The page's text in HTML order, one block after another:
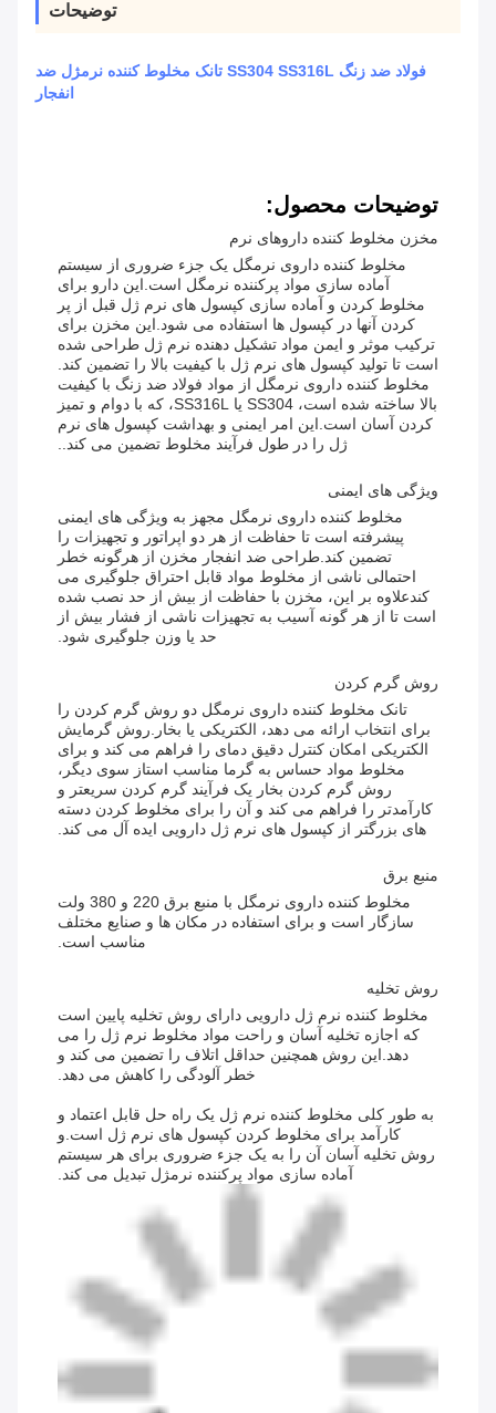
توضیحات
فولاد ضد زنگ SS304 SS316L تانک مخلوط کننده نرمژل ضد
انفجار
توضیحات محصول:
مخزن مخلوط کننده داروهای نرم
مخلوط کننده داروی نرمگل یک جزء ضروری از سیستم
آماده سازی مواد پرکننده نرمگل است.این دارو برای
مخلوط کردن و آماده سازی کپسول های نرم ژل قبل از پر
کردن آنها در کپسول ها استفاده می شود.این مخزن برای
ترکیب موثر و ایمن مواد تشکیل دهنده نرم ژل طراحی شده
است تا تولید کپسول های نرم ژل با کیفیت بالا را تضمین کند.
مخلوط کننده داروی نرمگل از مواد فولاد ضد زنگ با کیفیت
بالا ساخته شده است، SS304 یا SS316L، که با دوام و تمیز
کردن آسان است.این امر ایمنی و بهداشت کپسول های نرم
ژل را در طول فرآیند مخلوط تضمین می کند..
ویژگی های ایمنی
مخلوط کننده داروی نرمگل مجهز به ویژگی های ایمنی
پیشرفته است تا حفاظت از هر دو اپراتور و تجهیزات را
تضمین کند.طراحی ضد انفجار مخزن از هرگونه خطر
احتمالی ناشی از مخلوط مواد قابل احتراق جلوگیری می
کندعلاوه بر این، مخزن با حفاظت از بیش از حد نصب شده
است تا از هر گونه آسیب به تجهیزات ناشی از فشار بیش از
حد یا وزن جلوگیری شود.
روش گرم کردن
تانک مخلوط کننده داروی نرمگل دو روش گرم کردن را
برای انتخاب ارائه می دهد، الکتریکی یا بخار.روش گرمایش
الکتریکی امکان کنترل دقیق دمای را فراهم می کند و برای
مخلوط مواد حساس به گرما مناسب استاز سوی دیگر،
روش گرم کردن بخار یک فرآیند گرم کردن سریعتر و
کارآمدتر را فراهم می کند و آن را برای مخلوط کردن دسته
های بزرگتر از کپسول های نرم ژل دارویی ایده آل می کند.
منبع برق
مخلوط کننده داروی نرمگل با منبع برق 220 و 380 ولت
سازگار است و برای استفاده در مکان ها و صنایع مختلف
مناسب است.
روش تخلیه
مخلوط کننده نرم ژل دارویی دارای روش تخلیه پایین است
که اجازه تخلیه آسان و راحت مواد مخلوط نرم ژل را می
دهد.این روش همچنین حداقل اتلاف را تضمین می کند و
خطر آلودگی را کاهش می دهد.
به طور کلی مخلوط کننده نرم ژل یک راه حل قابل اعتماد و
کارآمد برای مخلوط کردن کپسول های نرم ژل است.و
روش تخلیه آسان آن را به یک جزء ضروری برای هر سیستم
آماده سازی مواد پرکننده نرمژل تبدیل می کند.